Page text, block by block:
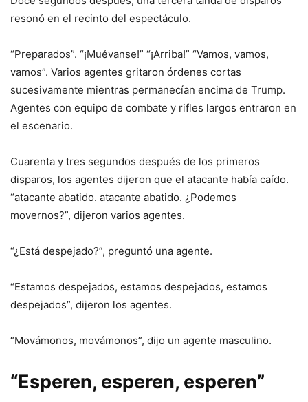
resonó en el recinto del espectáculo.
“Preparados”. “¡Muévanse!” “¡Arriba!” “Vamos, vamos,
vamos”. Varios agentes gritaron órdenes cortas
sucesivamente mientras permanecían encima de Trump.
Agentes con equipo de combate y rifles largos entraron en
el escenario.
Cuarenta y tres segundos después de los primeros
disparos, los agentes dijeron que el atacante había caído.
“atacante abatido. atacante abatido. ¿Podemos
movernos?”, dijeron varios agentes.
“¿Está despejado?”, preguntó una agente.
“Estamos despejados, estamos despejados, estamos
despejados”, dijeron los agentes.
“Movámonos, movámonos”, dijo un agente masculino.
“Esperen, esperen, esperen”